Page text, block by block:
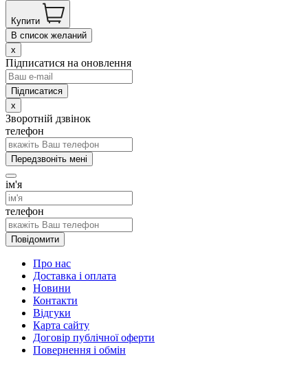
Купити
В список желаний
x
Підписатися на оновлення
x
Зворотній дзвінок
телефон
Передзвоніть мені
ім'я
телефон
Повідомити
Про нас
Доставка і оплата
Новини
Контакти
Відгуки
Карта сайту
Договір публічної оферти
Повернення і обмін